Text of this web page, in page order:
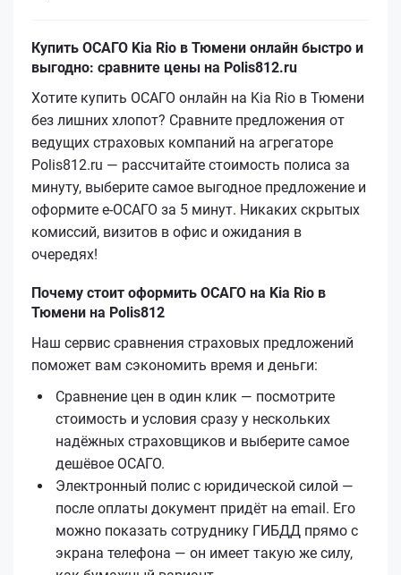
Купить ОСАГО Kia Rio в Тюмени онлайн быстро и
выгодно: сравните цены на Polis812.ru
Хотите купить ОСАГО онлайн на Kia Rio в Тюмени
без лишних хлопот? Сравните предложения от
ведущих страховых компаний на агрегаторе
Polis812.ru — рассчитайте стоимость полиса за
минуту, выберите самое выгодное предложение и
оформите е‑ОСАГО за 5 минут. Никаких скрытых
комиссий, визитов в офис и ожидания в
очередях!
Почему стоит оформить ОСАГО на Kia Rio в
Тюмени на Polis812
Наш сервис сравнения страховых предложений
поможет вам сэкономить время и деньги:
Сравнение цен в один клик — посмотрите
стоимость и условия сразу у нескольких
надёжных страховщиков и выберите самое
дешёвое ОСАГО.
Электронный полис с юридической силой —
после оплаты документ придёт на email. Его
можно показать сотруднику ГИБДД прямо с
экрана телефона — он имеет такую же силу,